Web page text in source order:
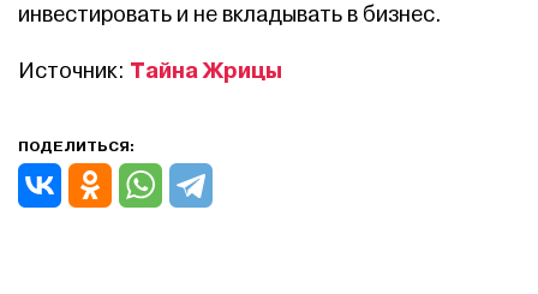
инвестировать и не вкладывать в бизнес.
Источник: Тайна Жрицы
ПОДЕЛИТЬСЯ: